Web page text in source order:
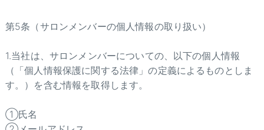
第5条（サロンメンバーの個人情報の取り扱い）
1.当社は、サロンメンバーについての、以下の個人情報
（「個人情報保護に関する法律」の定義によるものとしま
す。）を含む情報を取得します。
①氏名